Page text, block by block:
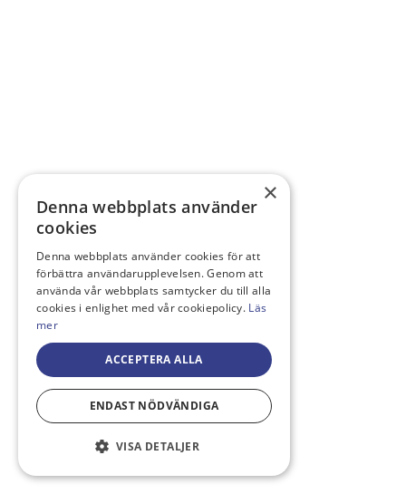
×
Denna webbplats använder
cookies
Denna webbplats använder cookies för att
förbättra användarupplevelsen. Genom att
använda vår webbplats samtycker du till alla
cookies i enlighet med vår cookiepolicy. Läs
mer
ACCEPTERA ALLA
ENDAST NÖDVÄNDIGA
VISA DETALJER